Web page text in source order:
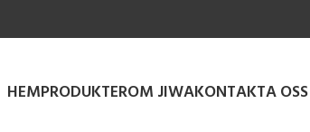
HEMPRODUKTEROM JIWAKONTAKTA OSS